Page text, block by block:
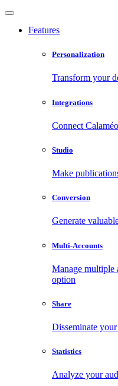
Features
Personalization
Transform your
Integrations
Connect
Studio
Make
Conversion
Generate
Multi-Accounts
Manage multiple
option
Share
Disseminate
Statistics
Analyze your